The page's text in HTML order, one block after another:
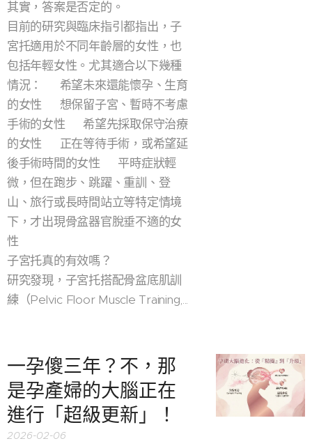
其實，答案是否定的。
目前的研究與臨床指引都指出，子
宮托適用於不同年齡層的女性，也
包括年輕女性。尤其適合以下幾種
情況：✅ 希望未來還能懷孕、生育
的女性✅ 想保留子宮、暫時不考慮
手術的女性✅ 希望先採取保守治療
的女性✅ 正在等待手術，或希望延
後手術時間的女性✅ 平時症狀輕
微，但在跑步、跳躍、重訓、登
山、旅行或長時間站立等特定情境
下，才出現骨盆器官脫垂不適的女
性
子宮托真的有效嗎？
研究發現，子宮托搭配骨盆底肌訓
練（Pelvic Floor Muscle Training,...
一孕傻三年？不，那
是孕產婦的大腦正在
進行「超級更新」！
2026-02-06